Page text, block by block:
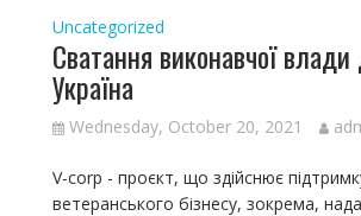
Uncategorized
Сватання виконавчої
Україна
Wednesday, October 20, 2021
V-corp - проєкт, що здійснює
ветеранського бізнесу, зокрема,